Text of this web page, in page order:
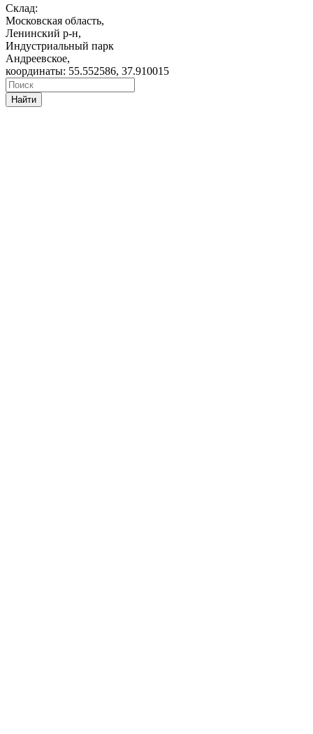
Склад:
Московская область,
Ленинский р-н,
Индустриальный парк
Андреевское,
координаты: 55.552586, 37.910015
Найти